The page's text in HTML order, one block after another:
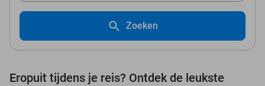
Zoeken
Eropuit tijdens je reis? Ontdek de leukste